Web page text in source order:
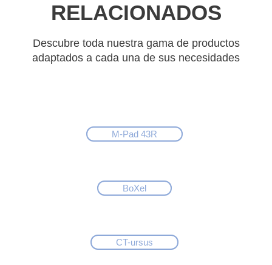
RELACIONADOS
Descubre toda nuestra gama de productos
adaptados a cada una de sus necesidades
M-Pad 43R
BoXel
CT-ursus